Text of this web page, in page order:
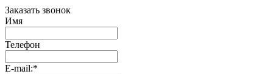
Заказать звонок
Имя
Телефон
E-mail:*